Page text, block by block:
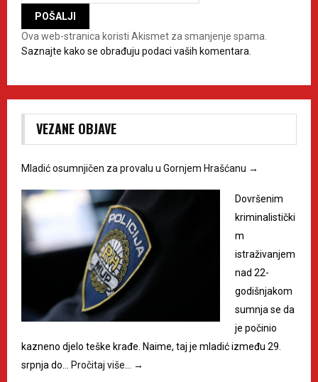
Ova web-stranica koristi Akismet za smanjenje spama.
Saznajte kako se obrađuju podaci vaših komentara.
VEZANE OBJAVE
Mladić osumnjičen za provalu u Gornjem Hrašćanu →
Dovršenim
kriminalistički
m
istraživanjem
nad 22-
godišnjakom
sumnja se da
je počinio
kazneno djelo teške krađe. Naime, taj je mladić između 29.
srpnja do…
Pročitaj više… →